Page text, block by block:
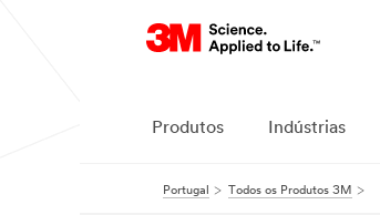
Produtos Indústrias
Portugal Todos os Produtos 3M